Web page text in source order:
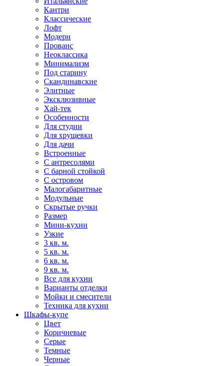
Кантри
Классические
Лофт
Модерн
Прованс
Неоклассика
Минимализм
Под старину
Скандинавские
Элитные
Эксклюзивные
Хай-тек
Особенности
Для студии
Для хрущевки
Для дачи
Встроенные
С антресолями
С барной стойкой
С островом
Малогабаритные
Модульные
Скрытые ручки
Размер
Мини-кухни
Узкие
3 кв. м.
5 кв. м.
6 кв. м.
9 кв. м.
Все для кухни
Варианты отделки
Мойки и смесители
Техника для кухни
Шкафы-купе
Цвет
Коричневые
Серые
Темные
Черные